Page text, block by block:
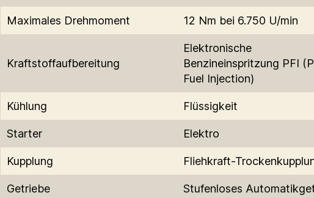
Maximales Drehmoment 12 Nm bei 6.750 U/min
Kraftstoffaufbereitung
Elektronische
Benzineinspritzung PFI
Fuel Injection)
Kühlung Flüssigkeit
Starter Elektro
Kupplung Fliehkraft-
Getriebe Stufenloses